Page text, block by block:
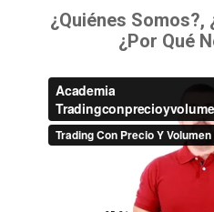
¿Quiénes Somos?,
¿Por Qué